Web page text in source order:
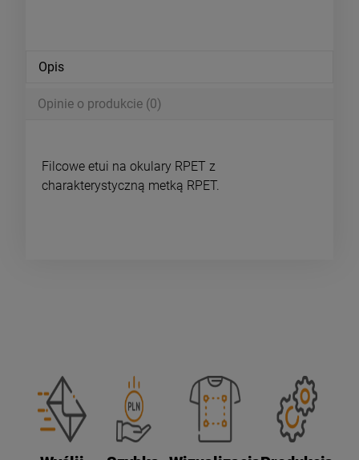
Opis
Opinie o produkcie (0)
Filcowe etui na okulary RPET z
charakterystyczną metką RPET.